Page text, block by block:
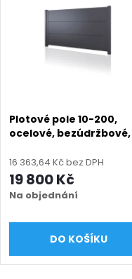
Plotové pole 10-200,
ocelové, bezúdržbové,
(šířka 400–3000 mm,
výška 1000–2000 mm),
antracit RAL 7016 matná
16 363,64 Kč bez DPH
19 800 Kč
Na objednání
DO KOŠÍKU